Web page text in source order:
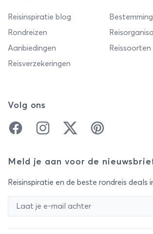
Reisinspiratie blog
Rondreizen
Aanbiedingen
Reissoorten
Reisverzekeringen
Volg ons
FacebookInstagramTwitter Pinterest
Meld je aan voor de
Reisinspiratie en de beste rondreis deals